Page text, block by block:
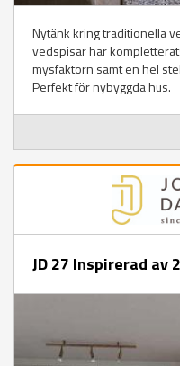
Nytänk kring traditionella
vedspisar har
mysfaktorn samt en hel
Perfekt för nybyggda hus.
JD 27